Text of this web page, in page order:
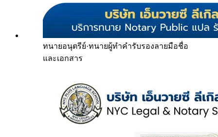
ทนายอนุตรีย์·ทนายผู้ทำคำรับรองลายมือชื่อ
และเอกสาร